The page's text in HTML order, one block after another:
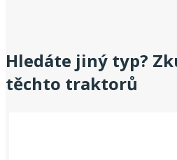
Hledáte jiný typ?
těchto traktorů